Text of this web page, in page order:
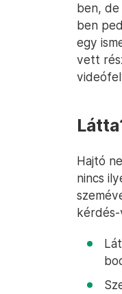
ben,
ben
egy
vett
Hajtó
nincs